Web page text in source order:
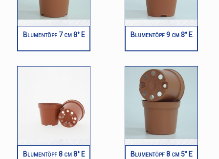
Blumentöpf 7 cm 8° E Blumentöpf 9 cm 8° E
Blumentöpf 8 cm 8° E Blumentöpf 8 cm 5° E